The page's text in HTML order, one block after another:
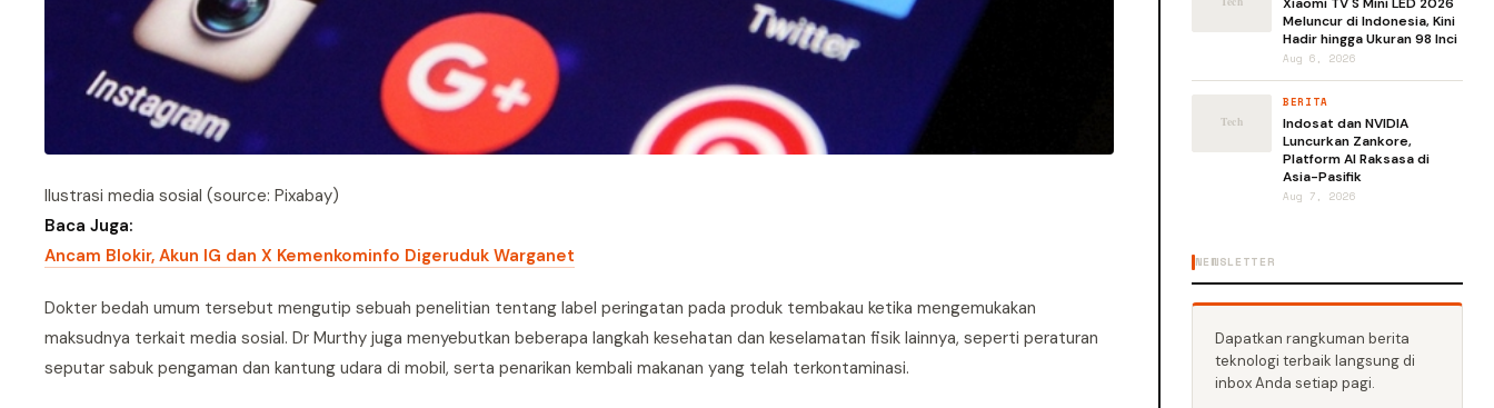
Ilustrasi media sosial (source: Pixabay)
Baca Juga:
Ancam Blokir, Akun IG dan X Kemenkominfo Digeruduk Warganet
Dokter bedah umum tersebut mengutip sebuah penelitian tentang label peringatan pada produk tembakau ketika mengemukakan
maksudnya terkait media sosial. Dr Murthy juga menyebutkan beberapa langkah kesehatan dan keselamatan fisik lainnya, seperti peraturan
seputar sabuk pengaman dan kantung udara di mobil, serta penarikan kembali makanan yang telah terkontaminasi.
Meluncur di Indonesia, Kini
Hadir hingga Ukuran 98 Inci
Aug 6, 2026
BERITA
Indosat dan NVIDIA
Luncurkan Zankore,
Platform AI Raksasa di
Asia-Pasifik
Aug 7, 2026
NEWSLETTER
Dapatkan rangkuman berita
teknologi terbaik langsung di
inbox Anda setiap pagi.